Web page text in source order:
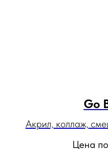
Go
Акрил, коллаж,
Цена